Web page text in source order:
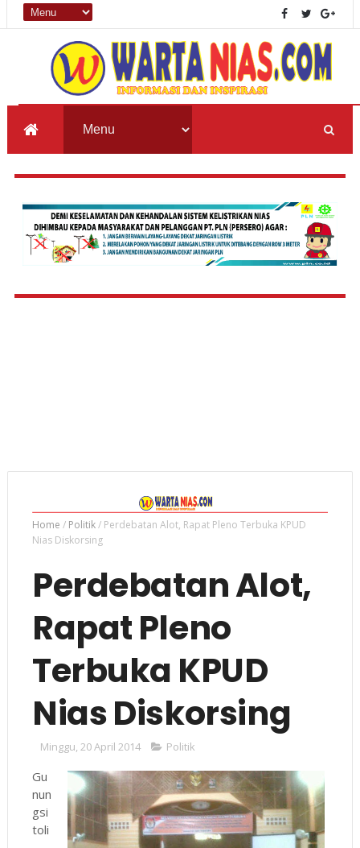
Home / Politik/ Perdebatan Alot, Rapat Pleno Terbuka KPUD
Nias Diskorsing
Perdebatan Alot,
Rapat Pleno
Terbuka KPUD
Nias Diskorsing
Minggu, 20 April 2014 Politik
Gu
nun
gsi
toli